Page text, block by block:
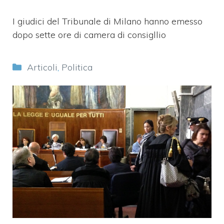
I giudici del Tribunale di Milano hanno emesso
dopo sette ore di camera di consigllio
Categorie
Articoli Politica